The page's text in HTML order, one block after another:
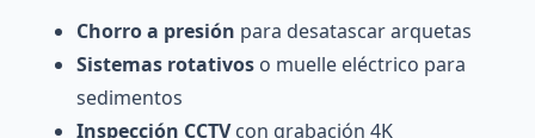
Chorro a presión para desatascar arquetas
Sistemas rotativos o muelle eléctrico para
sedimentos
Inspección CCTVcon grabación 4K